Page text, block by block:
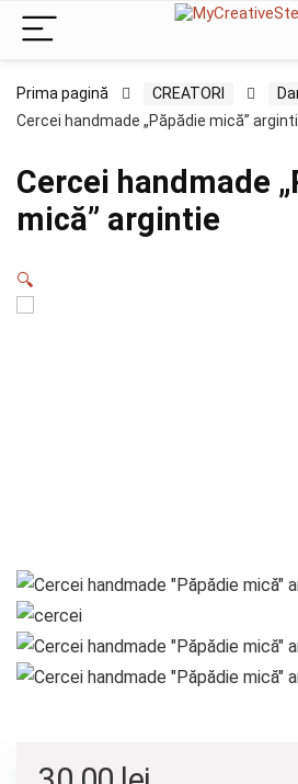
Prima pagină CREATORI
Cercei handmade „Păpădie mică”
Cercei handmade
mică” argintie
🔍